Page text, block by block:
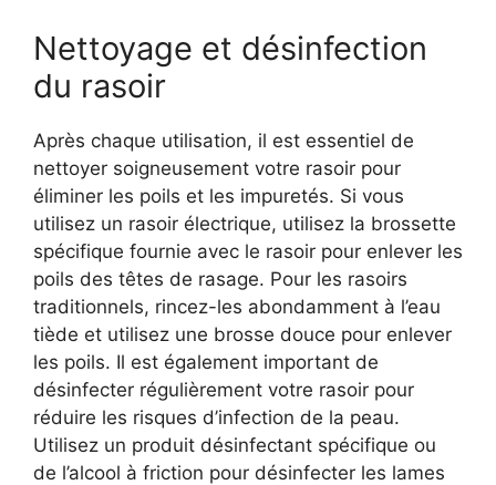
Nettoyage et désinfection
du rasoir
Après chaque utilisation, il est essentiel de
nettoyer soigneusement votre rasoir pour
éliminer les poils et les impuretés. Si vous
utilisez un rasoir électrique, utilisez la brossette
spécifique fournie avec le rasoir pour enlever les
poils des têtes de rasage. Pour les rasoirs
traditionnels, rincez-les abondamment à l’eau
tiède et utilisez une brosse douce pour enlever
les poils. Il est également important de
désinfecter régulièrement votre rasoir pour
réduire les risques d’infection de la peau.
Utilisez un produit désinfectant spécifique ou
de l’alcool à friction pour désinfecter les lames